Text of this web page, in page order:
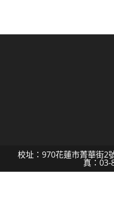
校址：970花蓮市菁華街
真：03-